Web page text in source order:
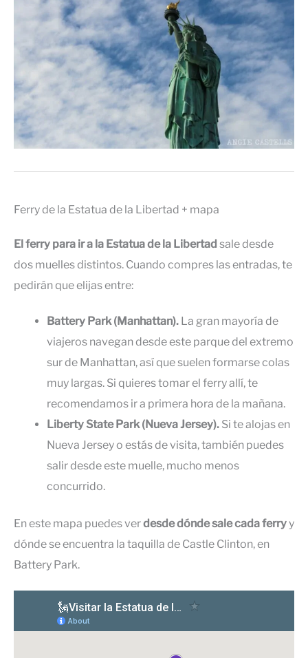
Ferry de la Estatua de la Libertad + mapa
El ferry para ir a la Estatua de la Libertad sale desde
dos muelles distintos. Cuando compres las entradas, te
pedirán que elijas entre:
Battery Park (Manhattan). La gran mayoría de
viajeros navegan desde este parque del extremo
sur de Manhattan, así que suelen formarse colas
muy largas. Si quieres tomar el ferry allí, te
recomendamos ir a primera hora de la mañana.
Liberty State Park (Nueva Jersey). Si te alojas en
Nueva Jersey o estás de visita, también puedes
salir desde este muelle, mucho menos
concurrido.
En este mapa puedes verdesde dónde sale cada ferryy
dónde se encuentra la taquilla de Castle Clinton, en
Battery Park.